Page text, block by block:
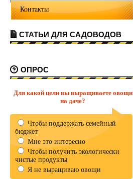
Контакты
СТАТЬИ ДЛЯ САДОВОДОВ
ОПРОС
Для какой цели вы выращиваете овощи
на даче?
Чтобы поддержать семейный
бюджет
Мне это интересно
Чтобы получить экологически
чистые продукты
Я не выращиваю овощи